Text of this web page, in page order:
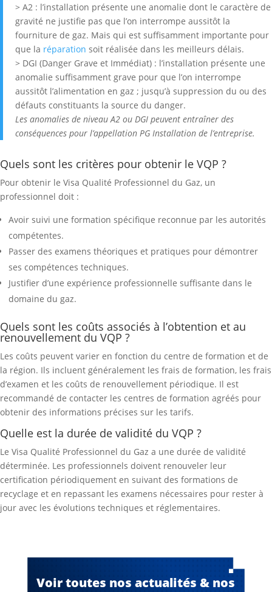
> A2 : l’installation présente une anomalie dont le caractère de
gravité ne justifie pas que l’on interrompe aussitôt la
fourniture de gaz. Mais qui est suffisamment importante pour
que la réparation soit réalisée dans les meilleurs délais.
> DGI (Danger Grave et Immédiat) : l’installation présente une
anomalie suffisamment grave pour que l’on interrompe
aussitôt l’alimentation en gaz ; jusqu’à suppression du ou des
défauts constituants la source du danger.
Les anomalies de niveau A2 ou DGI peuvent entraîner des
conséquences pour l’appellation PG Installation de l’entreprise.
Quels sont les critères pour obtenir le VQP ?
Pour obtenir le Visa Qualité Professionnel du Gaz, un
professionnel doit :
Avoir suivi une formation spécifique reconnue par les autorités
compétentes.
Passer des examens théoriques et pratiques pour démontrer
ses compétences techniques.
Justifier d’une expérience professionnelle suffisante dans le
domaine du gaz.
Quels sont les coûts associés à l’obtention et au
renouvellement du VQP ?
Les coûts peuvent varier en fonction du centre de formation et de
la région. Ils incluent généralement les frais de formation, les frais
d’examen et les coûts de renouvellement périodique. Il est
recommandé de contacter les centres de formation agréés pour
obtenir des informations précises sur les tarifs.
Quelle est la durée de validité du VQP ?
Le Visa Qualité Professionnel du Gaz a une durée de validité
déterminée. Les professionnels doivent renouveler leur
certification périodiquement en suivant des formations de
recyclage et en repassant les examens nécessaires pour rester à
jour avec les évolutions techniques et réglementaires.
Voir toutes nos actualités & nos